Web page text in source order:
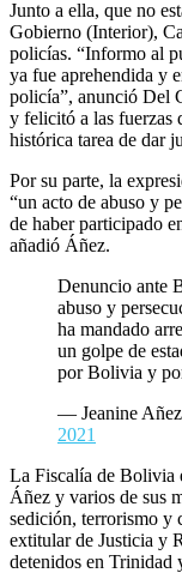
ya fue aprehendida y
policía”, anunció Del
y felicitó a las fuerzas
histórica tarea de dar
Por su parte, la
“un acto de abuso y
añadió Áñez.
Denuncio ante
abuso y
un golpe de
por Bolivia y
— Jeanine
2021
La Fiscalía de Bolivia
Áñez y varios de sus
extitular de Justicia y
detenidos en Trinidad
La orden de la fiscalía
diciembre pasado por